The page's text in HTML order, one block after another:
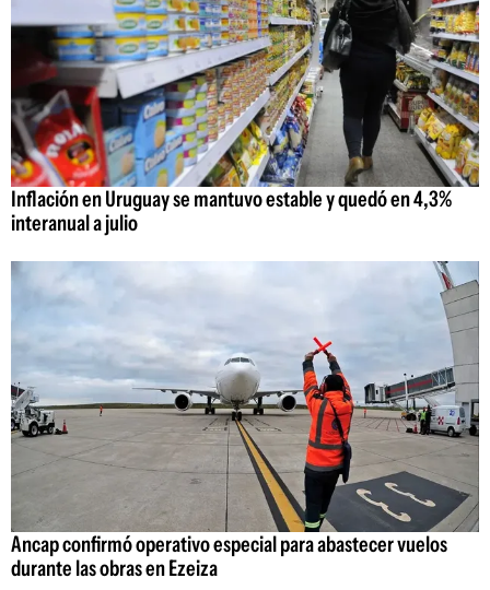
Inflación en Uruguay se mantuvo estable y quedó en 4,3%
interanual a julio
Ancap confirmó operativo especial para abastecer vuelos
durante las obras en Ezeiza